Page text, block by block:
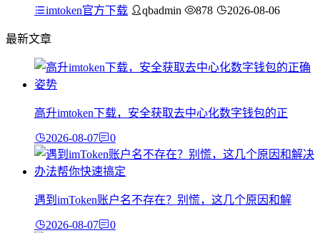
imtoken官方下载 qbadmin 878 2026-08-06
最新文章
高升imtoken下载，安全获取去中心化数字钱包的正
2026-08-07 0
遇到imToken账户名不存在？别慌，这几个原因和解
2026-08-07 0